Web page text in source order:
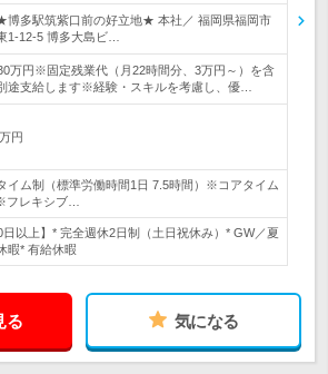
博多駅筑紫口前の好立地★ 本社／ 福岡県福岡市
1-12-5 博多大島ビ…
万円※固定残業代（月22時間分、3万円～）を含
途支給します※経験・スキルを考慮し、優…
円
イム制（標準労働時間1日 7.5時間）※コアタイム
フレキシブ…
日以上】* 完全週休2日制（土日祝休み）* GW／夏
暇* 有給休暇
る 気になる